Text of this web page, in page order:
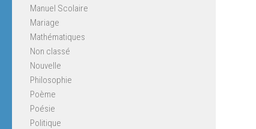
Manuel Scolaire
Mariage
Mathématiques
Non classé
Nouvelle
Philosophie
Poème
Poésie
Politique